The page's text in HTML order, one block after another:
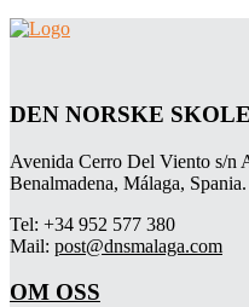
DEN NORSKE
Avenida Cerro Del Viento s/n
Benalmadena, Málaga, Spania.
Tel: +34 952 577 380
Mail: post@dnsmalaga.com
OM OSS